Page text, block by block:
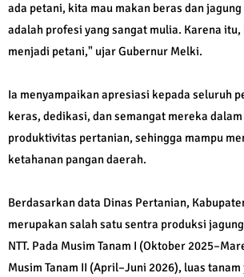
ada petani, kita mau makan beras dan
adalah profesi yang sangat mulia. Karena
menjadi petani," ujar Gubernur Melki.
Ia menyampaikan apresiasi kepada seluruh
keras, dedikasi, dan semangat mereka
produktivitas pertanian, sehingga mampu
ketahanan pangan daerah.
Berdasarkan data Dinas Pertanian,
merupakan salah satu sentra produksi
NTT. Pada Musim Tanam I (Oktober
Musim Tanam II (April–Juni 2026), luas